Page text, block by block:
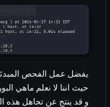
يفضل عمل الفحص
حيث اننا لا نعلم ماهي
و قد ينتج عن تجاهل